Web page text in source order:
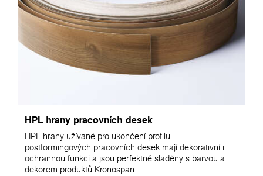
HPL hrany pracovních desek
HPL hrany užívané pro ukončení profilu
postformingových pracovních desek mají dekorativní i
ochrannou funkci a jsou perfektně sladěny s barvou a
dekorem produktů Kronospan.